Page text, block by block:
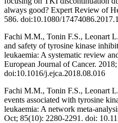
always good? Expert Review of
586. doi:10.1080/
Fachi M.M., Tonin F.S., Leonart
and safety of tyrosine kinase
leukaemia: A systematic review
European Journal of Cancer.
doi:10.1016/j.ejca.2018.08.016
Fachi M.M., Tonin F.S., Leonart
events associated with tyrosine
leukaemia: A network meta-
Oct; 85(10): 2280-2291. doi: